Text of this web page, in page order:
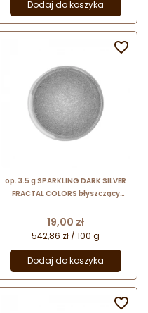
Dodaj do koszyka
op. 3.5 g SPARKLING DARK SILVER
FRACTAL COLORS błyszczący
ciemne srebro
Cena
19,00 zł
542,86 zł / 100 g
Dodaj do koszyka

